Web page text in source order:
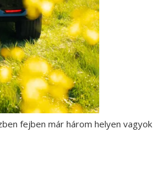
fejben már három helyen vagyok